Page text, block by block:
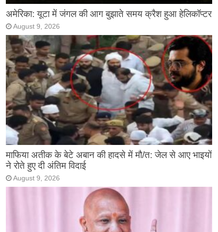
अमेरिका: यूटा में जंगल की आग बुझाते समय क्रैश हुआ हेलिकॉप्टर
August 9, 2026
माफिया अतीक के बेटे अबान की हादसे में मौ/त: जेल से आए भाइयों
ने रोते हुए दी अंतिम विदाई
August 9, 2026